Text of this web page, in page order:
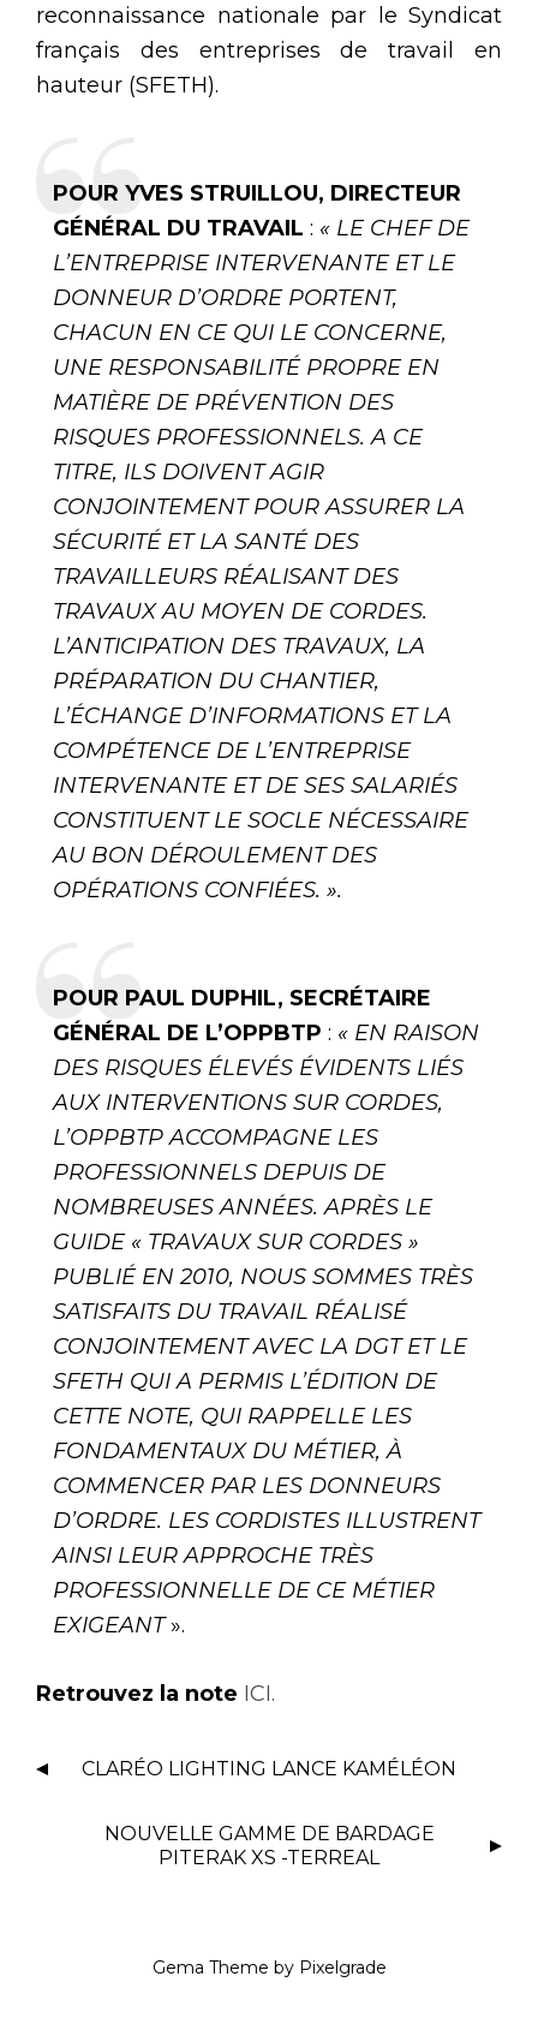
reconnaissance nationale par le Syndicat
français des entreprises de travail en
hauteur (SFETH).
POUR YVES STRUILLOU, DIRECTEUR
GÉNÉRAL DU TRAVAIL : « LE CHEF DE
L’ENTREPRISE INTERVENANTE ET LE
DONNEUR D’ORDRE PORTENT,
CHACUN EN CE QUI LE CONCERNE,
UNE RESPONSABILITÉ PROPRE EN
MATIÈRE DE PRÉVENTION DES
RISQUES PROFESSIONNELS. A CE
TITRE, ILS DOIVENT AGIR
CONJOINTEMENT POUR ASSURER LA
SÉCURITÉ ET LA SANTÉ DES
TRAVAILLEURS RÉALISANT DES
TRAVAUX AU MOYEN DE CORDES.
L’ANTICIPATION DES TRAVAUX, LA
PRÉPARATION DU CHANTIER,
L’ÉCHANGE D’INFORMATIONS ET LA
COMPÉTENCE DE L’ENTREPRISE
INTERVENANTE ET DE SES SALARIÉS
CONSTITUENT LE SOCLE NÉCESSAIRE
AU BON DÉROULEMENT DES
OPÉRATIONS CONFIÉES. ».
POUR PAUL DUPHIL, SECRÉTAIRE
GÉNÉRAL DE L’OPPBTP : « EN RAISON
DES RISQUES ÉLEVÉS ÉVIDENTS LIÉS
AUX INTERVENTIONS SUR CORDES,
L’OPPBTP ACCOMPAGNE LES
PROFESSIONNELS DEPUIS DE
NOMBREUSES ANNÉES. APRÈS LE
GUIDE « TRAVAUX SUR CORDES »
PUBLIÉ EN 2010, NOUS SOMMES TRÈS
SATISFAITS DU TRAVAIL RÉALISÉ
CONJOINTEMENT AVEC LA DGT ET LE
SFETH QUI A PERMIS L’ÉDITION DE
CETTE NOTE, QUI RAPPELLE LES
FONDAMENTAUX DU MÉTIER, À
COMMENCER PAR LES DONNEURS
D’ORDRE. LES CORDISTES ILLUSTRENT
AINSI LEUR APPROCHE TRÈS
PROFESSIONNELLE DE CE MÉTIER
EXIGEANT».
Retrouvez la note ICI.
CLARÉO LIGHTING LANCE KAMÉLÉON
NOUVELLE GAMME DE BARDAGE
PITERAK XS -TERREAL
Gema Theme by Pixelgrade